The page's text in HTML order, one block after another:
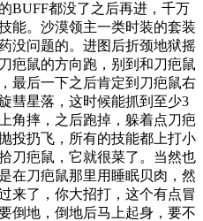
BUFF都没了之后再进，千万
能。沙漠领主一类时装的套装
没问题的。进图后折颈地狱摇
疤鼠的方向跑，别到和刀疤鼠
最后一下之后肯定到刀疤鼠右
彗星落，这时候能抓到至少3
角摔，之后跑掉，躲着点刀疤
投扔飞，所有的技能都上打小
刀疤鼠，它就很菜了。当然也
在刀疤鼠那里用睡眠贝肉，然
来了，你大招打，这个有点冒
倒地，倒地后马上起身，要不